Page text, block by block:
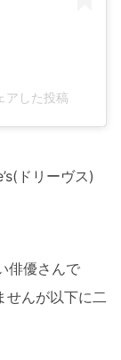
アした投稿
ドリーヴス)
俳優さんで
せんが以下に二